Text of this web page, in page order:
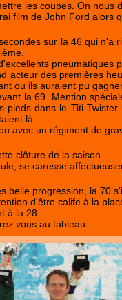
les coupes. On
film de John Ford alors
sur la 46 qui
acteur des premières
ou ils auraient pu
la 69. Mention
pieds dans le Titi
là.
avec un régiment de
clôture de la saison.
se caresse
belle progression, la 70
d'être calife à la
à la 28.
vous au tableau...